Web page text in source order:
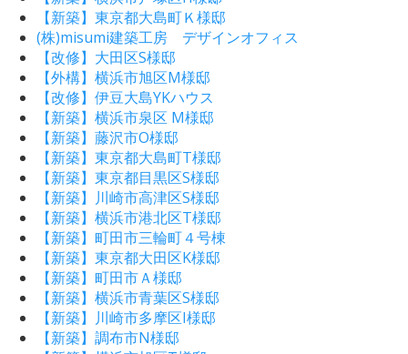
【新築】東京都大島町Ｋ様邸
(株)misumi建築工房 デザインオフィス
【改修】大田区S様邸
【外構】横浜市旭区M様邸
【改修】伊豆大島YKハウス
【新築】横浜市泉区 M様邸
【新築】藤沢市O様邸
【新築】東京都大島町T様邸
【新築】東京都目黒区S様邸
【新築】川崎市高津区S様邸
【新築】横浜市港北区T様邸
【新築】町田市三輪町４号棟
【新築】東京都大田区K様邸
【新築】町田市Ａ様邸
【新築】横浜市青葉区S様邸
【新築】川崎市多摩区I様邸
【新築】調布市N様邸